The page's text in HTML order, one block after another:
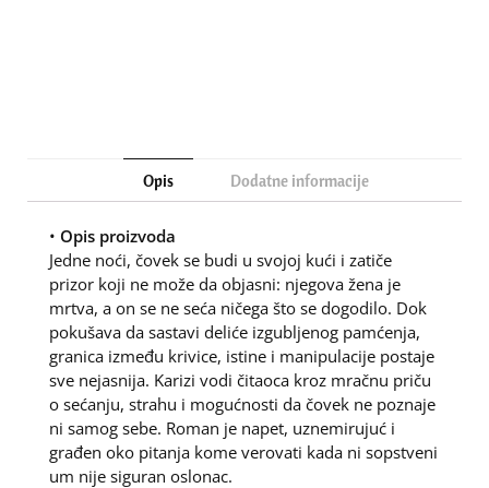
Opis Dodatne informacije
• Opis proizvoda
Jedne noći, čovek se budi u svojoj kući i zatiče
prizor koji ne može da objasni: njegova žena je
mrtva, a on se ne seća ničega što se dogodilo. Dok
pokušava da sastavi deliće izgubljenog pamćenja,
granica između krivice, istine i manipulacije postaje
sve nejasnija. Karizi vodi čitaoca kroz mračnu priču
o sećanju, strahu i mogućnosti da čovek ne poznaje
ni samog sebe. Roman je napet, uznemirujuć i
građen oko pitanja kome verovati kada ni sopstveni
um nije siguran oslonac.